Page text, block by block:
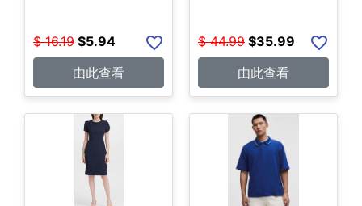
$ 16.19 $5.94
由此查看
$ 44.99 $35.99
由此查看